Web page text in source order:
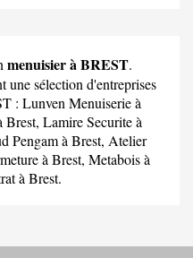
menuisier à BREST.
une sélection d'entreprises
: Lunven Menuiserieà
Brest, Lamire Securiteà
Pengamà Brest, Atelier
à Brest, Metaboisà
à Brest.